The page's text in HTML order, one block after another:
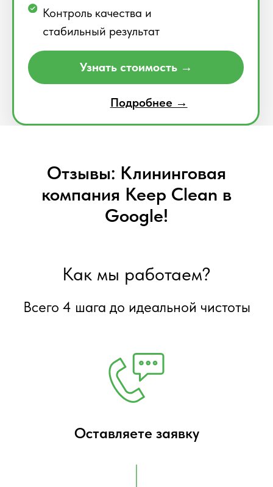
Отзывы: Клининговая
компания Keep Clean в
Google!
Как мы работаем?
Всего 4 шага до идеальной чистоты
Оставляете заявку